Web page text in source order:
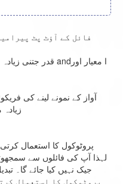
لہذا آپ کی فائلوں سے
جیک نہیں کیا جائے گا۔